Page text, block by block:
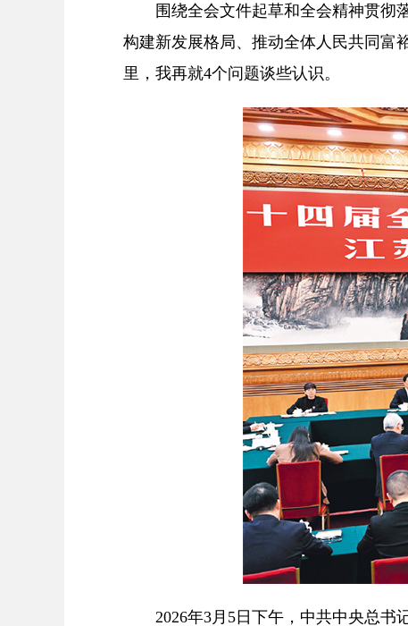
围绕全会文件起草和全会精神贯彻落
构建新发展格局、推动全体人民共同富
里，我再就4个问题谈些认识。
2026年3月5日下午，中共中央总书